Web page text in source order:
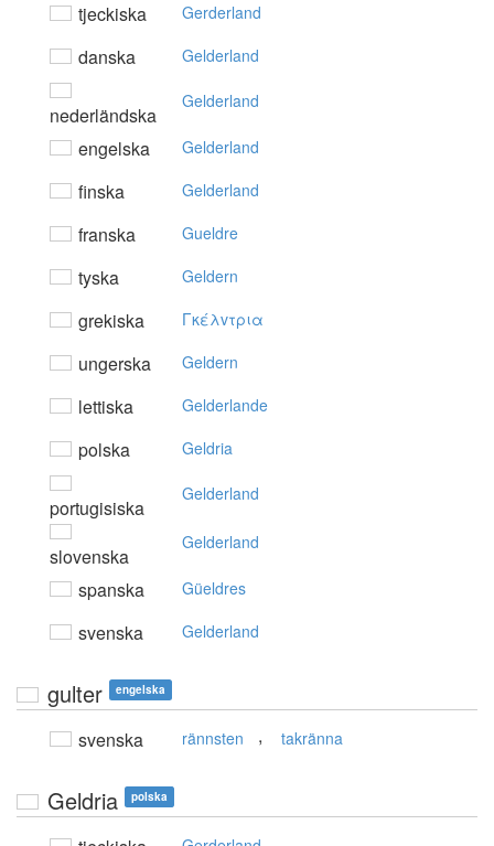
tjeckiska Gerderland
danska Gelderland
nederländska
Gelderland
engelska Gelderland
finska Gelderland
franska Gueldre
tyska Geldern
grekiska Γκέλvτρια
ungerska Geldern
lettiska Gelderlande
polska Geldria
portugisiska
Gelderland
slovenska
Gelderland
spanska Güeldres
svenska Gelderland
gulter engelska
svenska rännsten , takränna
Geldria polska